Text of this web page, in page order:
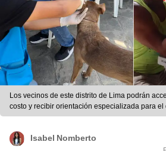
Los vecinos de este distrito de Lima podrán
costo y recibir orientación especializada para
mascotas. | Foto: composición LR
Isabel Nomberto